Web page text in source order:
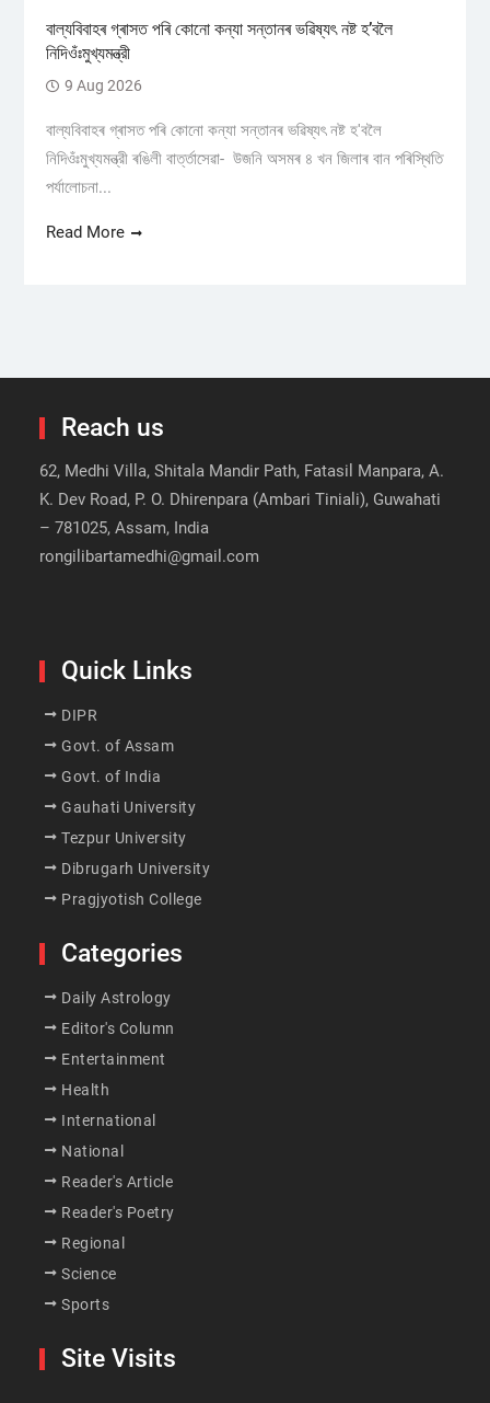
বাল্যবিবাহৰ গ্ৰাসত পৰি কোনো কন্যা সন্তানৰ ভৱিষ্যৎ নষ্ট হ’বলৈ
নিদিওঁঃমুখ্যমন্ত্রী
9 Aug 2026
বাল্যবিবাহৰ গ্ৰাসত পৰি কোনো কন্যা সন্তানৰ ভৱিষ্যৎ নষ্ট হ'বলৈ
নিদিওঁঃমুখ্যমন্ত্রী ৰঙিলী বাৰ্ত্তাসেৱা- উজনি অসমৰ ৪ খন জিলাৰ বান পৰিস্থিতি
পৰ্যালোচনা...
Read More
Reach us
62, Medhi Villa, Shitala Mandir Path, Fatasil Manpara, A.
K. Dev Road, P. O. Dhirenpara (Ambari Tiniali), Guwahati
– 781025, Assam, India
rongilibartamedhi@gmail.com
Quick Links
DIPR
Govt. of Assam
Govt. of India
Gauhati University
Tezpur University
Dibrugarh University
Pragjyotish College
Categories
Daily Astrology
Editor's Column
Entertainment
Health
International
National
Reader's Article
Reader's Poetry
Regional
Science
Sports
Site Visits